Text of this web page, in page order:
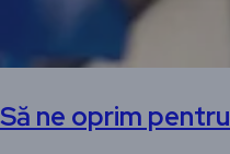
Să ne oprim